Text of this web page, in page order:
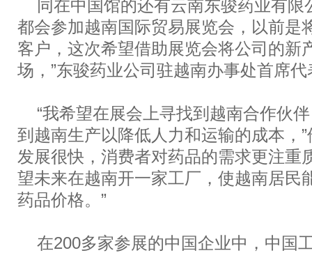
同在中国馆的还有云南东骏药业有限
都会参加越南国际贸易展览会，以前是
客户，这次希望借助展览会将公司的新
场，”东骏药业公司驻越南办事处首席
“我希望在展会上寻找到越南合作伙
到越南生产以降低人力和运输的成本，
发展很快，消费者对药品的需求更注重
望未来在越南开一家工厂，使越南居民
药品价格。”
在200多家参展的中国企业中，中国